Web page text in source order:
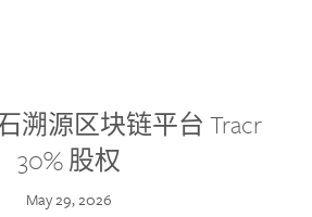
溯源区块链平台 Tracr
30% 股权
May 29, 2026